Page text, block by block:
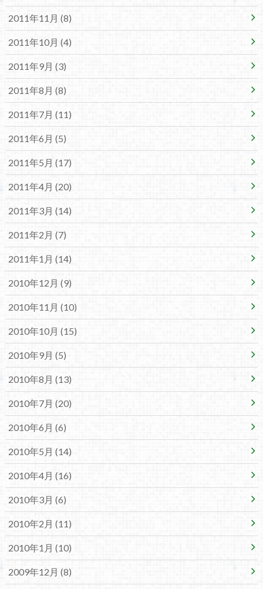
2011年11月 (8)
2011年10月 (4)
2011年9月 (3)
2011年8月 (8)
2011年7月 (11)
2011年6月 (5)
2011年5月 (17)
2011年4月 (20)
2011年3月 (14)
2011年2月 (7)
2011年1月 (14)
2010年12月 (9)
2010年11月 (10)
2010年10月 (15)
2010年9月 (5)
2010年8月 (13)
2010年7月 (20)
2010年6月 (6)
2010年5月 (14)
2010年4月 (16)
2010年3月 (6)
2010年2月 (11)
2010年1月 (10)
2009年12月 (8)